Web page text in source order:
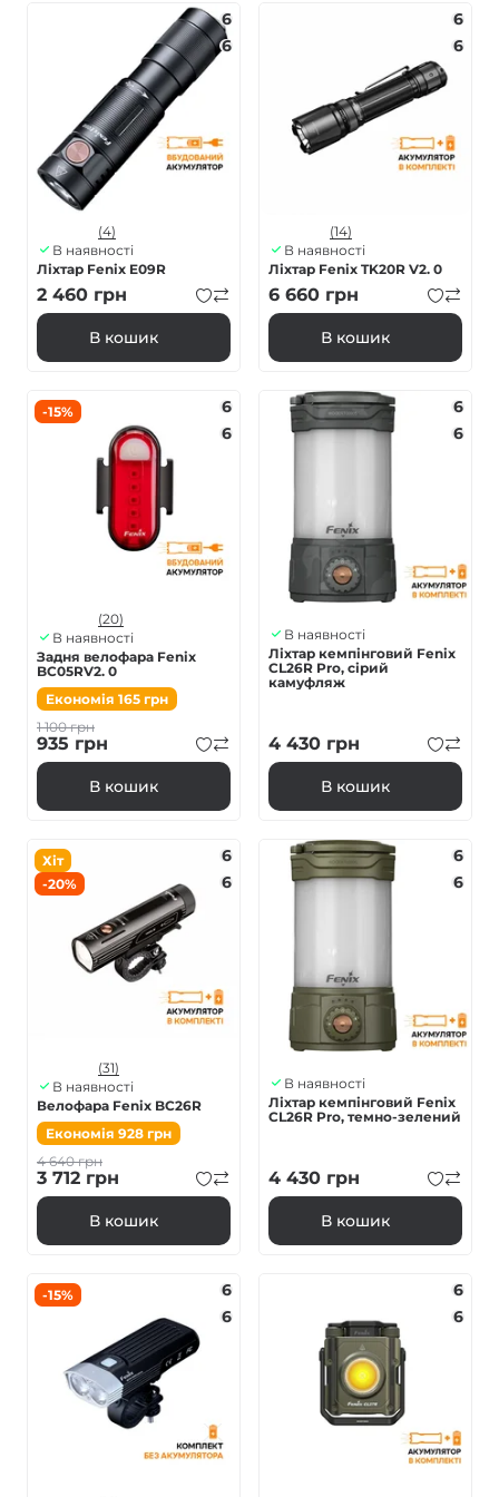
6
6
(4)
В наявності
Ліхтар Fenix E09R
2 460 грн
В кошик
6
6
(14)
В наявності
Ліхтар Fenix TK20R V2. 0
6 660 грн
В кошик
-15%
6
6
(20)
В наявності
Задня велофара Fenix
BC05RV2. 0
Економія 165 грн
1 100грн
935 грн
В кошик
6
6
В наявності
Ліхтар кемпінговий Fenix
CL26R Pro, сірий
камуфляж
4 430 грн
В кошик
Хіт
-20%
6
6
(31)
В наявності
Велофара Fenix BC26R
Економія 928 грн
4 640грн
3 712 грн
В кошик
6
6
В наявності
Ліхтар кемпінговий Fenix
CL26R Pro, темно-зелений
4 430 грн
В кошик
-15%
6
6
6
6